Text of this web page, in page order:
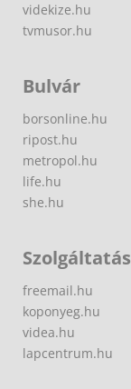
videkize.hu
tvmusor.hu
Bulvár
borsonline.hu
ripost.hu
metropol.hu
life.hu
she.hu
Szolgáltatás
freemail.hu
koponyeg.hu
videa.hu
lapcentrum.hu